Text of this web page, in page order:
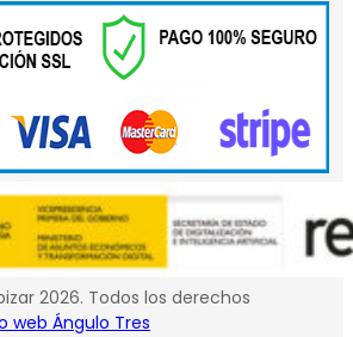
2026. Todos los derechos
web Ángulo Tres